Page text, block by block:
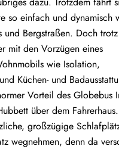
so einfach und dynamisch
und Bergstraßen. Doch
mit den Vorzügen eines
wie Isolation,
Küchen- und
Vorteil des Globebus
über dem
großzügige
wegnehmen, denn da